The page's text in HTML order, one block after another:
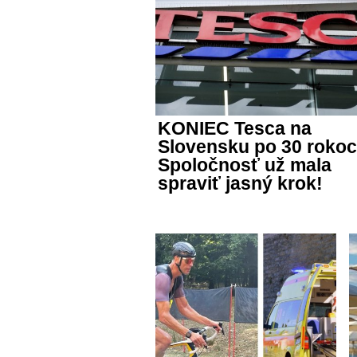
KONIEC Tesca na
Slovensku po 30
Spoločnosť už mala
spraviť jasný krok!